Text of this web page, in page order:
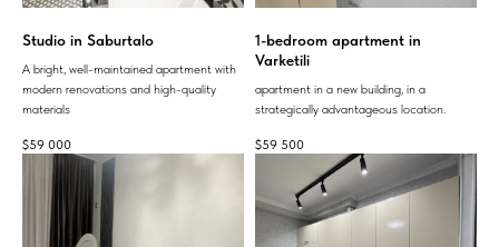
Studio in Saburtalo
A bright, well-maintained apartment with
modern renovations and high-quality
materials
$59 000
1-bedroom apartment in
Varketili
apartment in a new building, in a
strategically advantageous location.
$59 500